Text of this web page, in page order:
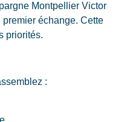
Montpellier Victor
échange. Cette
priorités.
: